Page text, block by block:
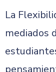
La
mediados